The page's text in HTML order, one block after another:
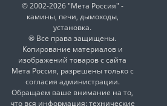
© 2002-2026 "Мета Россия" -
камины, печи, дымоходы,
установка.
® Все права защищены.
Копирование материалов и
изображений товаров с сайта
Мета Россия, разрешены только с
согласия администрации.
Обращаем ваше внимание на то,
что вся информация: технические